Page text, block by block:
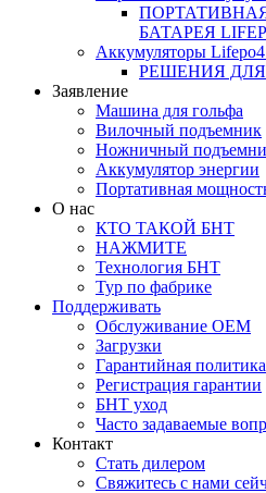
БАТАРЕЯ
Аккумуляторы
РЕШЕНИЯ
Заявление
Машина для гольфа
Вилочный подъемник
Ножничный
Аккумулятор энергии
Портативная
О нас
КТО ТАКОЙ БНТ
НАЖМИТЕ
Технология БНТ
Тур по фабрике
Поддерживать
Обслуживание OEM
Загрузки
Гарантийная политика
Регистрация гарантии
БНТ уход
Часто задаваемые
Контакт
Стать дилером
Свяжитесь с нами